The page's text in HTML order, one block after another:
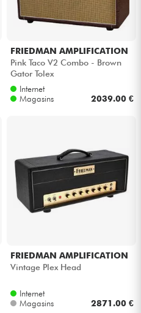
FRIEDMAN AMPLIFICATION
Pink Taco V2 Combo - Brown
Gator Tolex
Internet
Magasins
2039.00 €
FRIEDMAN AMPLIFICATION
Vintage Plex Head
Internet
Magasins
2871.00 €